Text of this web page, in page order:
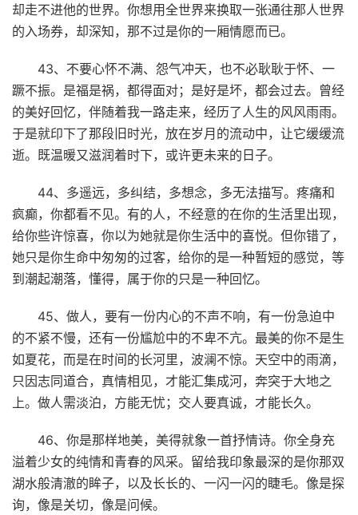
却走不进他的世界。你想用全世界来换取一张通往那人世界
的入场券，却深知，那不过是你的一厢情愿而已。
43、不要心怀不满、怨气冲天，也不必耿耿于怀、一
蹶不振。是福是祸，都得面对；是好是坏，都会过去。曾经
的美好回忆，伴随着我一路走来，经历了人生的风风雨雨。
于是就印下了那段旧时光，放在岁月的流动中，让它缓缓流
逝。既温暖又滋润着时下，或许更未来的日子。
44、多遥远，多纠结，多想念，多无法描写。疼痛和
疯癫，你都看不见。有的人，不经意的在你的生活里出现，
给你些许惊喜，你以为她就是你生活中的喜悦。但你错了，
她只是你生命中匆匆的过客，给你的是一种暂短的感觉，等
到潮起潮落，懂得，属于你的只是一种回忆。
45、做人，要有一份内心的不声不响，有一份急迫中
的不紧不慢，还有一份尴尬中的不卑不亢。最美的你不是生
如夏花，而是在时间的长河里，波澜不惊。天空中的雨滴，
只因志同道合，真情相见，才能汇集成河，奔突于大地之
上。做人需淡泊，方能无忧；交人要真诚，才能长久。
46、你是那样地美，美得就象一首抒情诗。你全身充
溢着少女的纯情和青春的风采。留给我印象最深的是你那双
湖水般清澈的眸子，以及长长的、一闪一闪的睫毛。像是探
询，像是关切，像是问候。